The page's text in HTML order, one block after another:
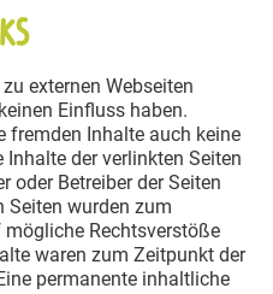
externen Webseiten
Einfluss haben.
fremden Inhalte auch keine
Inhalte der verlinkten Seiten
oder Betreiber der Seiten
Seiten wurden zum
Rechts­ver­stöße
waren zum Zeitpunkt der
perma­nente inhalt­liche